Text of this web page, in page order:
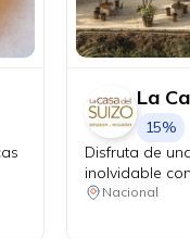
La
15%
Disfruta de
inolvidable
todos tus
Nacional